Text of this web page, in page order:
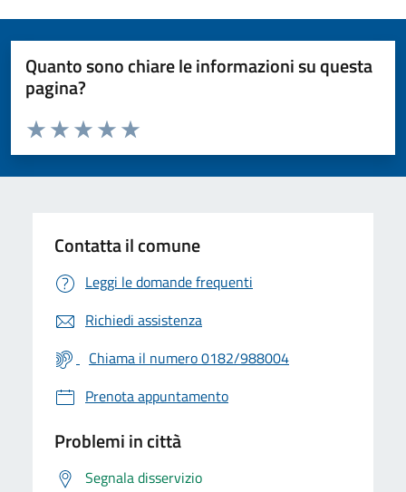
Quanto sono chiare le informazioni su questa
pagina?
Valuta da 1 a 5 stelle la pagina
Valuta 5 stelle su 5
Valuta 4 stelle su 5
Valuta 3 stelle su 5
Valuta 2 stelle su 5
Valuta 1 stelle su 5
Contatta il comune
Leggi le domande frequenti
Richiedi assistenza
Chiama il numero 0182/988004
Prenota appuntamento
Problemi in città
Segnala disservizio